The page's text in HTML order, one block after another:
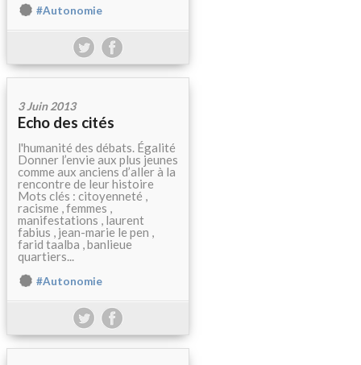
#Autonomie
3 Juin 2013
Echo des cités
l'humanité des débats. Égalité
Donner l’envie aux plus jeunes
comme aux anciens d’aller à la
rencontre de leur histoire
Mots clés : citoyenneté ,
racisme , femmes ,
manifestations , laurent
fabius , jean-marie le pen ,
farid taalba , banlieue
quartiers...
#Autonomie